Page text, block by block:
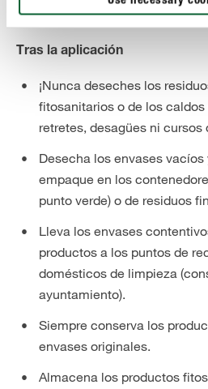
superficiales.
Tras la aplicación
¡Nunca deseches los
fitosanitarios o de los
retretes, desagües ni cursos
Desecha los envases
empaque en los
punto verde) o de residuos
Lleva los envases
productos a los puntos de
domésticos de limpieza
ayuntamiento).
Siempre conserva los
envases originales.
Almacena los productos